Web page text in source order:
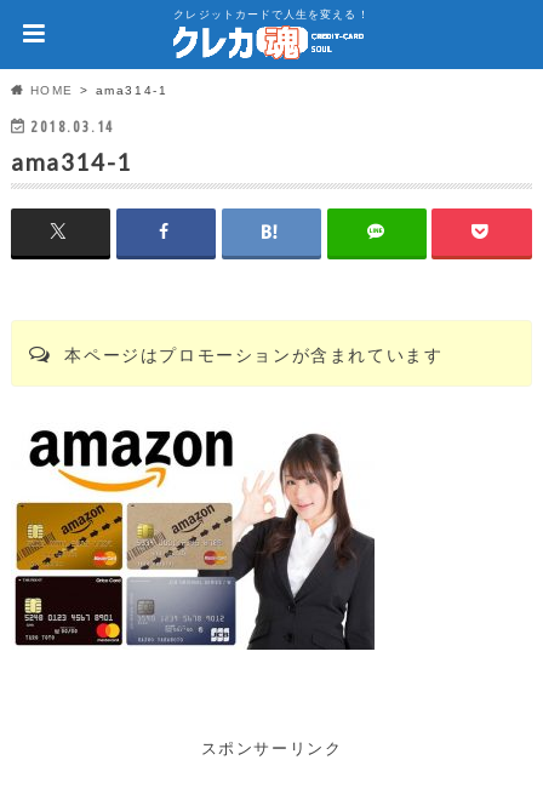
クレジットカードで人生を変える！
HOME ama314-1
2018.03.14
ama314-1
本ページはプロモーションが含まれています
スポンサーリンク